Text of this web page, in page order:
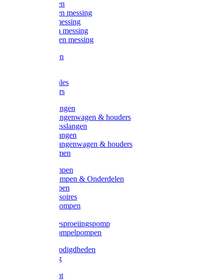
Kogelkranen
Koppelingen messing
Sproeiers messing
Tuinspuiten messing
Slangstukken messing
Handspuiten
Kunststoftules
Regenmeters
Overige slangen
Overige slangenwagen & houders
Beregeningsslangen
Gardena slangen
Gardena slangenwagen & houders
Slangklemmen
Leader pompen
Zwengelpompen & Onderdelen
Ebara pompen
Pompaccessoires
Excellent pompen
Gardena besproeiingspomp
Gardena dompelpompen
Tyleen benodigdheden
Tyleenslang
Lange bocht